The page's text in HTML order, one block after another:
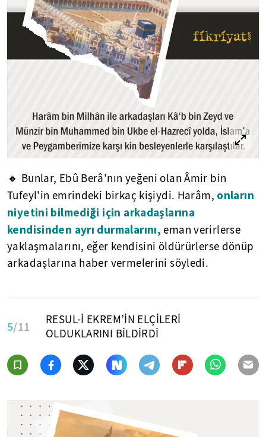
🔸 Bunlar, Ebû Berâ'nın yeğeni olan Âmir bin
Tufeyl'in emrindeki birkaç kişiydi. Harâm, onların
niyetini bilmediği için arkadaşlarına
kendisinden ayrı durmalarını, eman verirlerse
yaklaşmalarını, eğer kendisini öldürürlerse dönüp
arkadaşlarına haber vermelerini söyledi.
5/11
RESUL-İ EKREM’İN ELÇİLERİ
OLDUKLARINI BİLDİRDİ